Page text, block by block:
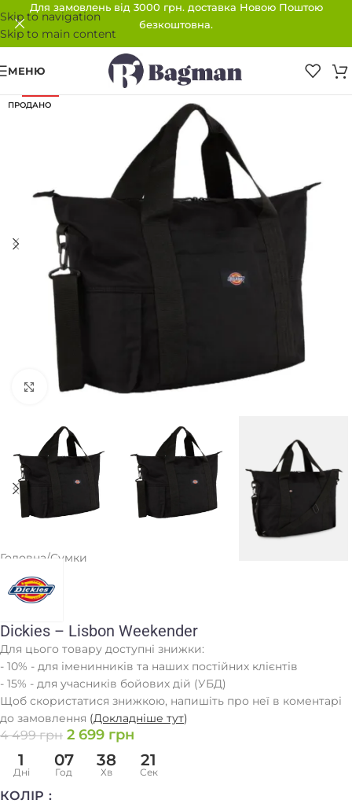
Skip to navigation
Skip to main content
Для замовлень від 3000 грн. доставка Новою Поштою
безкоштовна.
МЕНЮ
ПРОДАНО
Клацніть, щоб збільшити
Головна/Сумки
Dickies – Lisbon Weekender
Для цього товару доступні знижки:
- 10% - для іменинників та наших постійних клієнтів
- 15% - для учасників бойових дій (УБД)
Щоб скористатися знижкою, напишіть про неї в коментарі
до замовлення (Докладніше тут)
4 499грн 2 699 грн
1
Дні
07
Год
38
Хв
20
Сек
КОЛІР